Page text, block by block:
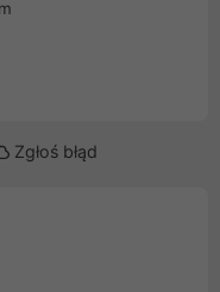
Zgłoś błąd